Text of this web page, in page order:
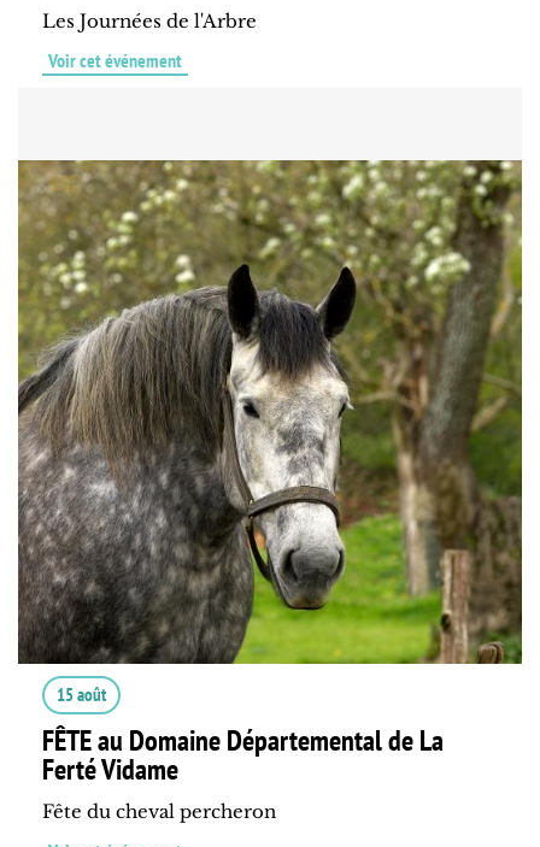
Les Journées de l'Arbre
Voir cet événement
15 août
FÊTE au Domaine Départemental de La
Ferté Vidame
Fête du cheval percheron